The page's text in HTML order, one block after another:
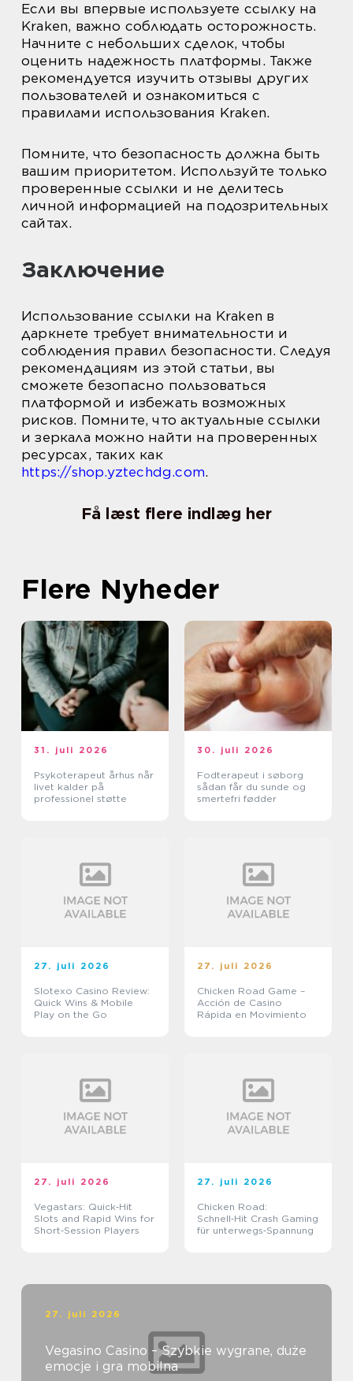
Если вы впервые используете ссылку на
Kraken, важно соблюдать осторожность.
Начните с небольших сделок, чтобы
оценить надежность платформы. Также
рекомендуется изучить отзывы других
пользователей и ознакомиться с
правилами использования Kraken.
Помните, что безопасность должна быть
вашим приоритетом. Используйте только
проверенные ссылки и не делитесь
личной информацией на подозрительных
сайтах.
Заключение
Использование ссылки на Kraken в
даркнете требует внимательности и
соблюдения правил безопасности. Следуя
рекомендациям из этой статьи, вы
сможете безопасно пользоваться
платформой и избежать возможных
рисков. Помните, что актуальные ссылки
и зеркала можно найти на проверенных
ресурсах, таких как
https://shop.yztechdg.com.
Få læst flere indlæg her
Flere Nyheder
31. juli 2026
Psykoterapeut århus når
livet kalder på
professionel støtte
30. juli 2026
Fodterapeut i søborg
sådan får du sunde og
smertefri fødder
27. juli 2026
Slotexo Casino Review:
Quick Wins & Mobile
Play on the Go
27. juli 2026
Chicken Road Game –
Acción de Casino
Rápida en Movimiento
27. juli 2026
Vegastars: Quick‑Hit
Slots and Rapid Wins for
Short‑Session Players
27. juli 2026
Chicken Road:
Schnell‑Hit Crash Gaming
für unterwegs‑Spannung
27. juli 2026
Vegasino Casino – Szybkie wygrane, duże
emocje i gra mobilna